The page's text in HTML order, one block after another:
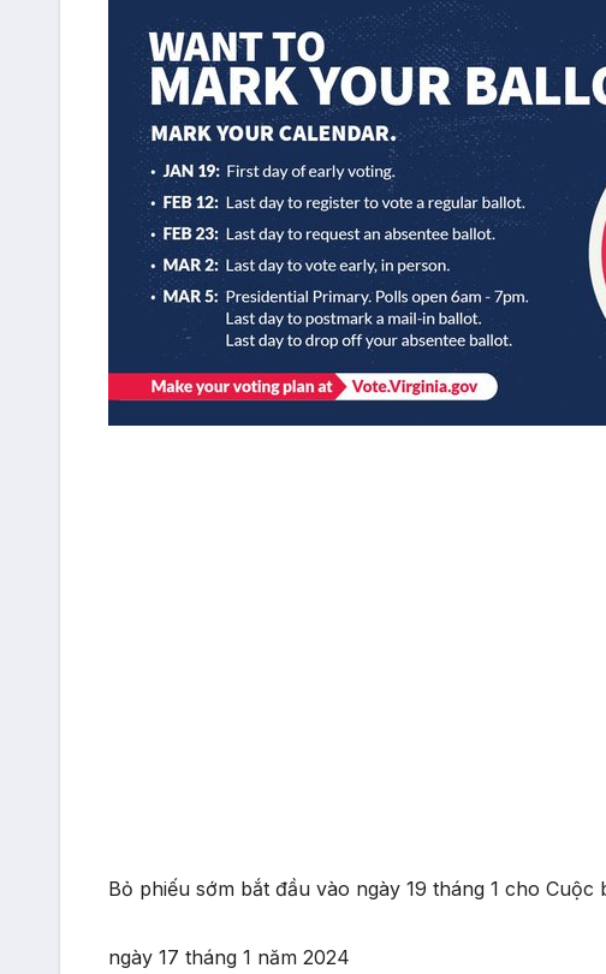
Bỏ phiếu sớm bắt đầu vào ngày 19 tháng 1 cho
ngày 17 tháng 1 năm 2024